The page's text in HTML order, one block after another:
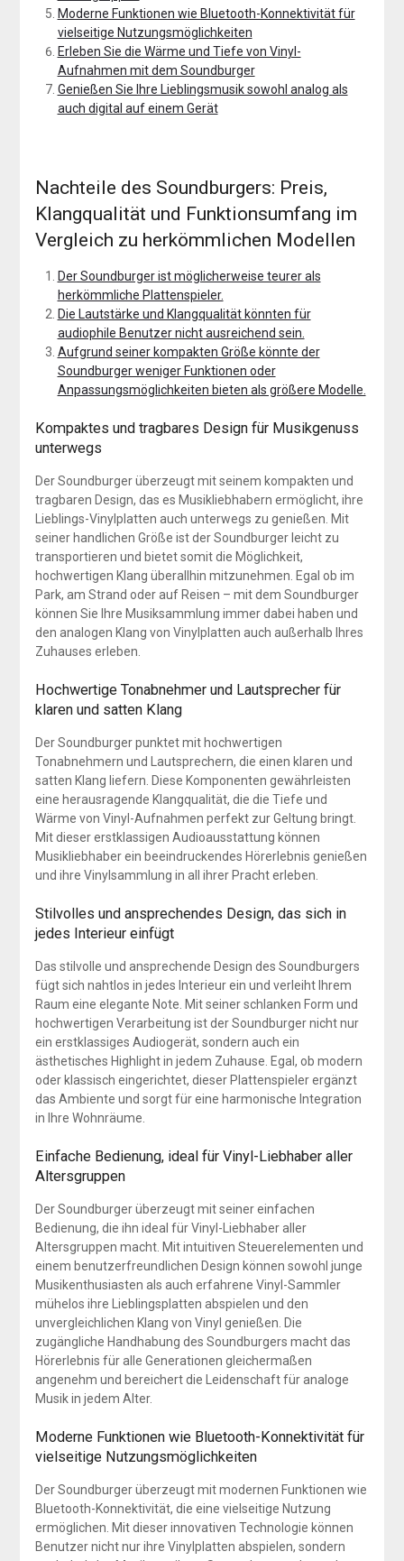
Moderne Funktionen wie Bluetooth-Konnektivität für
vielseitige Nutzungsmöglichkeiten
Erleben Sie die Wärme und Tiefe von Vinyl-
Aufnahmen mit dem Soundburger
Genießen Sie Ihre Lieblingsmusik sowohl analog als
auch digital auf einem Gerät
Nachteile des Soundburgers: Preis,
Klangqualität und Funktionsumfang im
Vergleich zu herkömmlichen Modellen
Der Soundburger ist möglicherweise teurer als
herkömmliche Plattenspieler.
Die Lautstärke und Klangqualität könnten für
audiophile Benutzer nicht ausreichend sein.
Aufgrund seiner kompakten Größe könnte der
Soundburger weniger Funktionen oder
Anpassungsmöglichkeiten bieten als größere Modelle.
Kompaktes und tragbares Design für Musikgenuss
unterwegs
Der Soundburger überzeugt mit seinem kompakten und
tragbaren Design, das es Musikliebhabern ermöglicht, ihre
Lieblings-Vinylplatten auch unterwegs zu genießen. Mit
seiner handlichen Größe ist der Soundburger leicht zu
transportieren und bietet somit die Möglichkeit,
hochwertigen Klang überallhin mitzunehmen. Egal ob im
Park, am Strand oder auf Reisen – mit dem Soundburger
können Sie Ihre Musiksammlung immer dabei haben und
den analogen Klang von Vinylplatten auch außerhalb Ihres
Zuhauses erleben.
Hochwertige Tonabnehmer und Lautsprecher für
klaren und satten Klang
Der Soundburger punktet mit hochwertigen
Tonabnehmern und Lautsprechern, die einen klaren und
satten Klang liefern. Diese Komponenten gewährleisten
eine herausragende Klangqualität, die die Tiefe und
Wärme von Vinyl-Aufnahmen perfekt zur Geltung bringt.
Mit dieser erstklassigen Audioausstattung können
Musikliebhaber ein beeindruckendes Hörerlebnis genießen
und ihre Vinylsammlung in all ihrer Pracht erleben.
Stilvolles und ansprechendes Design, das sich in
jedes Interieur einfügt
Das stilvolle und ansprechende Design des Soundburgers
fügt sich nahtlos in jedes Interieur ein und verleiht Ihrem
Raum eine elegante Note. Mit seiner schlanken Form und
hochwertigen Verarbeitung ist der Soundburger nicht nur
ein erstklassiges Audiogerät, sondern auch ein
ästhetisches Highlight in jedem Zuhause. Egal, ob modern
oder klassisch eingerichtet, dieser Plattenspieler ergänzt
das Ambiente und sorgt für eine harmonische Integration
in Ihre Wohnräume.
Einfache Bedienung, ideal für Vinyl-Liebhaber aller
Altersgruppen
Der Soundburger überzeugt mit seiner einfachen
Bedienung, die ihn ideal für Vinyl-Liebhaber aller
Altersgruppen macht. Mit intuitiven Steuerelementen und
einem benutzerfreundlichen Design können sowohl junge
Musikenthusiasten als auch erfahrene Vinyl-Sammler
mühelos ihre Lieblingsplatten abspielen und den
unvergleichlichen Klang von Vinyl genießen. Die
zugängliche Handhabung des Soundburgers macht das
Hörerlebnis für alle Generationen gleichermaßen
angenehm und bereichert die Leidenschaft für analoge
Musik in jedem Alter.
Moderne Funktionen wie Bluetooth-Konnektivität für
vielseitige Nutzungsmöglichkeiten
Der Soundburger überzeugt mit modernen Funktionen wie
Bluetooth-Konnektivität, die eine vielseitige Nutzung
ermöglichen. Mit dieser innovativen Technologie können
Benutzer nicht nur ihre Vinylplatten abspielen, sondern